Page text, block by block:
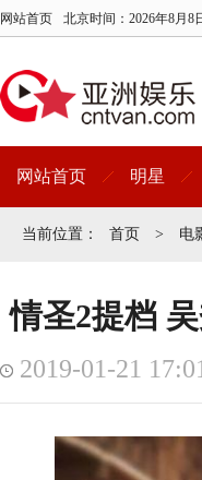
网站首页 北京时间： 2026年8月8
网站首页 明星
当前位置： 首页 > 电
情圣2提档
2019-01-21